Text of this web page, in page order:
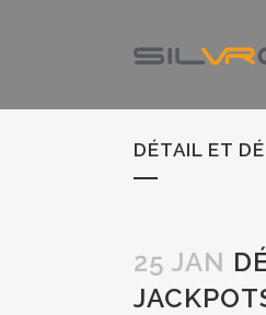
DÉTAIL ET
25 JAN